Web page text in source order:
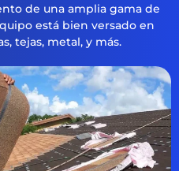
de una amplia gama de
está bien versado en
tejas, metal, y más.